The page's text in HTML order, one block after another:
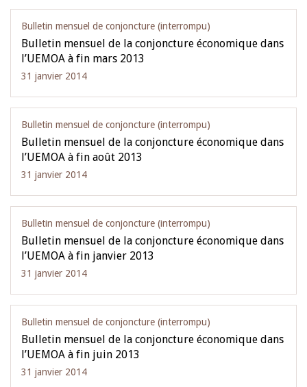
Bulletin mensuel de conjoncture (interrompu)
Bulletin mensuel de la conjoncture économique dans
l’UEMOA à fin mars 2013
31 janvier 2014
Bulletin mensuel de conjoncture (interrompu)
Bulletin mensuel de la conjoncture économique dans
l’UEMOA à fin août 2013
31 janvier 2014
Bulletin mensuel de conjoncture (interrompu)
Bulletin mensuel de la conjoncture économique dans
l’UEMOA à fin janvier 2013
31 janvier 2014
Bulletin mensuel de conjoncture (interrompu)
Bulletin mensuel de la conjoncture économique dans
l’UEMOA à fin juin 2013
31 janvier 2014